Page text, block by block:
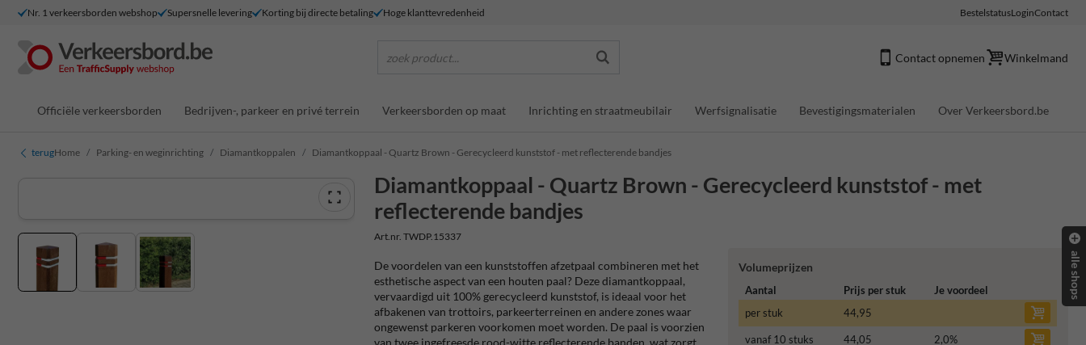
Nr. 1 verkeersborden webshop Supersnelle levering Korting bij directe betaling Hoge klanttevredenheid BestelstatusLoginContact
zoek product... Contact opnemen Winkelmand
Officiële verkeersborden Bedrijven-, parkeer en privé terrein Verkeersborden op maat Inrichting en straatmeubilair Werfsignalisatie Bevestigingsmaterialen Over Verkeersbord.be
terugHome Parking- en weginrichting Diamantkoppalen Diamantkoppaal - Quartz Brown - Gerecycleerd kunststof - met reflecterende bandjes
Diamantkoppaal - Quartz Brown - Gerecycleerd kunststof - met
reflecterende bandjes
Art.nr. TWDP.15337
Volumeprijzen
Aantal Prijs per stuk
Je voordeel
per stuk
44,95
vanaf 10 stuks 44,05 2,0%
De voordelen van een kunststoffen afzetpaal combineren met het
esthetische aspect van een houten paal? Deze diamantkoppaal,
vervaardigd uit 100% gerecycleerd kunststof, is ideaal voor het
afbakenen van trottoirs, parkeerterreinen en andere zones waar
ongewenst parkeren voorkomen moet worden. De paal is voorzien
van twee ingefreesde rood-witte reflecterende banden, wat zorgt
alle shops